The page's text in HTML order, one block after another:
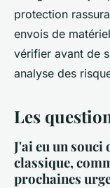
protection
envois de
vérifier avant de
analyse des
Les
J'ai eu un souci
classique,
prochaines